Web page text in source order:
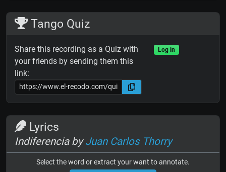
Tango Quiz
Share this recording as a Quiz with
your friends by sending them this
link:
Log in
Lyrics
Indiferencia byJuan Carlos Thorry
Select the word or extract your want to annotate.